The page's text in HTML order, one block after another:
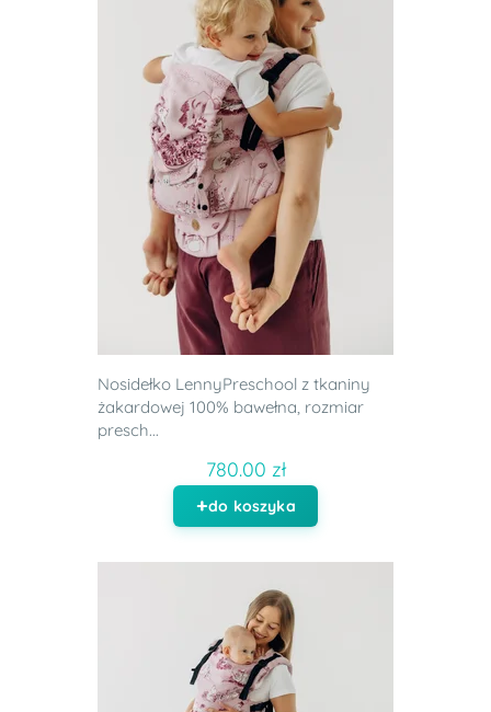
Nosidełko LennyPreschool z tkaniny
żakardowej 100% bawełna, rozmiar
presch...
780.00 zł
do koszyka